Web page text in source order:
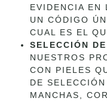
EVIDENCIA EN
UN CÓDIGO
CUAL ES EL
SELECCIÓN
NUESTROS
CON PIELES
DE
MANCHAS,